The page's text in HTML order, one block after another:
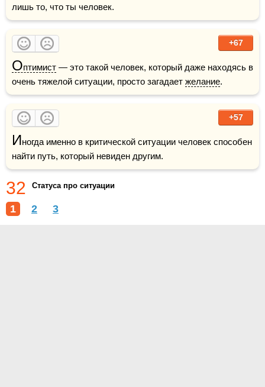
лишь то, что ты человек.
+67
Оптимист — это такой человек, который даже находясь в
очень тяжелой ситуации, просто загадает желание.
+57
Иногда именно в критической ситуации человек способен
найти путь, который невиден другим.
32 Статуса про ситуации
1 2 3